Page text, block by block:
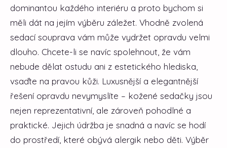
dominantou každého interiéru a proto bychom si
měli dát na jejím výběru záležet. Vhodně zvolená
sedací souprava vám může vydržet opravdu velmi
dlouho. Chcete-li se navíc spolehnout, že vám
nebude dělat ostudu ani z estetického hlediska,
vsaďte na pravou kůži. Luxusnější a elegantnější
řešení opravdu nevymyslíte – kožené sedačky jsou
nejen reprezentativní, ale zároveň pohodlné a
praktické. Jejich údržba je snadná a navíc se hodí
do prostředí, které obývá alergik nebo děti. Výběr